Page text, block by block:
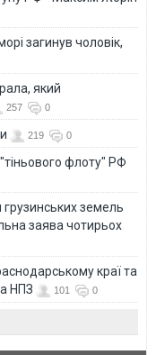
загинув чоловік,
який
257 0
219 0
флоту" РФ
земель
заява чотирьох
краї та
НПЗ
101 0